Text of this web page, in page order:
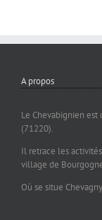
A propos
Le Chevabignien
(71220).
Il retrace les
village de
Où se situe